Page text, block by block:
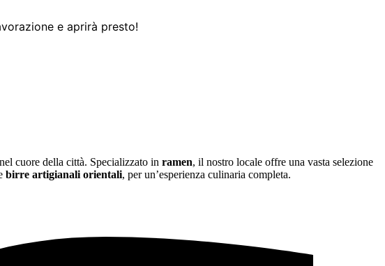
e aprirà presto!
cuore della città. Specializzato in ramen, il nostro locale offre una vasta selezione
birre artigianali orientali, per un’esperienza culinaria completa.